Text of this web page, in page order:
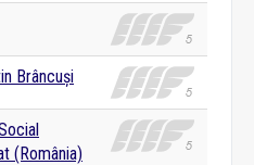
Brâncuși
(România)